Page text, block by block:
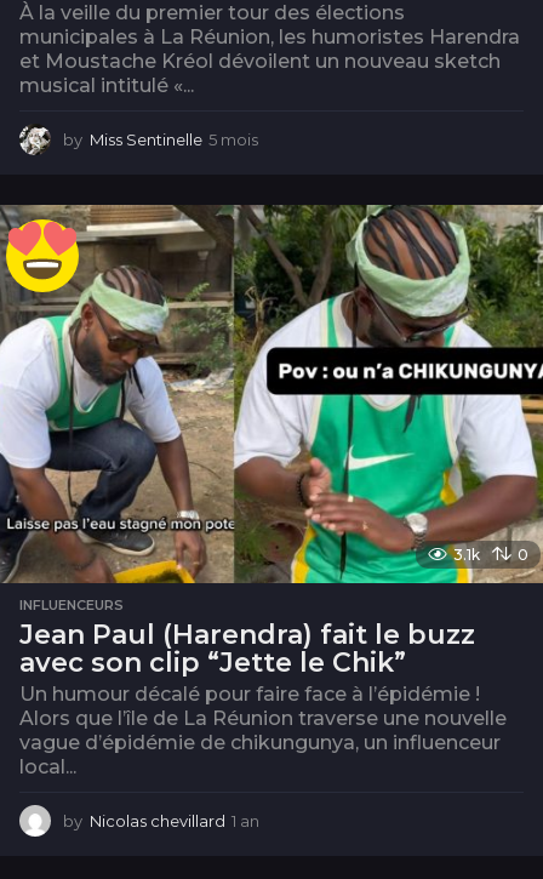
À la veille du premier tour des élections
municipales à La Réunion, les humoristes Harendra
et Moustache Kréol dévoilent un nouveau sketch
musical intitulé «...
by Miss Sentinelle 5 mois
i
s
3.1k 0
INFLUENCEURS
Jean Paul (Harendra) fait le buzz
avec son clip “Jette le Chik”
Un humour décalé pour faire face à l’épidémie !
Alors que l’île de La Réunion traverse une nouvelle
vague d’épidémie de chikungunya, un influenceur
local...
by Nicolas chevillard 1 an